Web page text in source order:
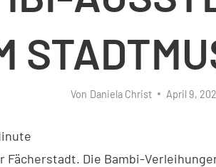
Von Daniela Christ April 9,
Fächerstadt. Die Bambi-